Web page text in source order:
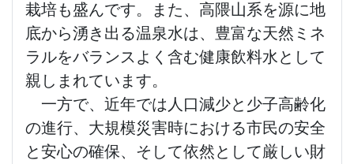
栽培も盛んです。また、高隈山系を源に地
底から湧き出る温泉水は、豊富な天然ミネ
ラルをバランスよく含む健康飲料水として
親しまれています。
一方で、近年では人口減少と少子高齢化
の進行、大規模災害時における市民の安全
と安心の確保、そして依然として厳しい財